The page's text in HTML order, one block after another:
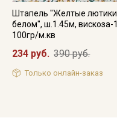
Штапель "Желтые
белом", ш.1.45м, вискоза-
100гр/м.кв
234 руб. 390 руб.
Только онлайн-заказ